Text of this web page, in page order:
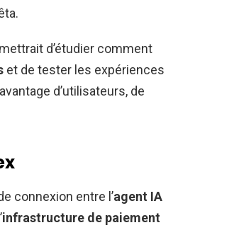
d’étudier comment
et de tester les expériences
d’utilisateurs, de
connexion entre l’agent IA
infrastructure de paiement